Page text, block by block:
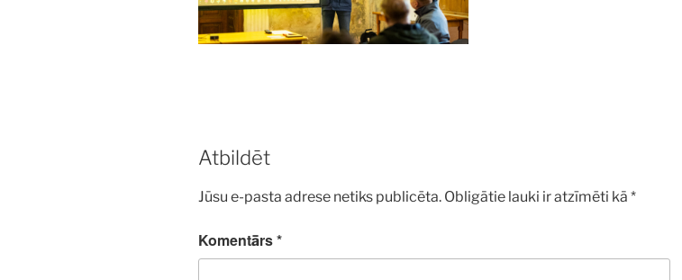
Atbildēt
Jūsu e-pasta adrese netiks publicēta. Obligātie lauki ir atzīmēti kā *
Komentārs*